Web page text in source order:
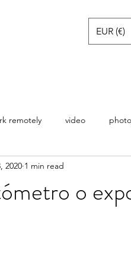
EUR (€)
remotely video
reviews
o
2020 1 min read